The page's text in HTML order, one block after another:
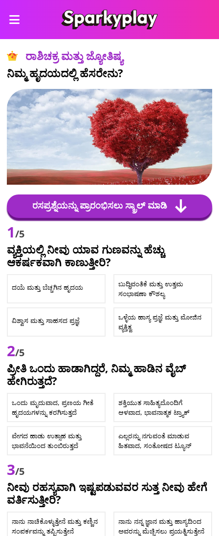
ರಾಶಿಚಕ್ರ ಮತ್ತು ಜ್ಯೋತಿಷ್ಯ
ನಿಮ್ಮ ಹೃದಯದಲ್ಲಿ ಹೆಸರೇನು?
ರಸಪ್ರಶ್ನೆಯನ್ನು ಪ್ರಾರಂಭಿಸಲು ಸ್ಕ್ರಾಲ್ ಮಾಡಿ
1/5
ವ್ಯಕ್ತಿಯಲ್ಲಿ ನೀವು ಯಾವ ಗುಣವನ್ನು ಹೆಚ್ಚು
ಆಕರ್ಷಕವಾಗಿ ಕಾಣುತ್ತೀರಿ?
ದಯೆ ಮತ್ತು ಬೆಚ್ಚಗಿನ ಹೃದಯ
ಬುದ್ಧಿವಂತಿಕೆ ಮತ್ತು ಉತ್ತಮ
ಸಂಭಾಷಣಾ ಕೌಶಲ್ಯ
ವಿಶ್ವಾಸ ಮತ್ತು ಸಾಹಸದ ಪ್ರಜ್ಞೆ
ಒಳ್ಳೆಯ ಹಾಸ್ಯ ಪ್ರಜ್ಞೆ ಮತ್ತು ಮೋಜಿನ
ವ್ಯಕ್ತಿತ್ವ
2/5
ಪ್ರೀತಿ ಒಂದು ಹಾಡಾಗಿದ್ದರೆ, ನಿಮ್ಮ ಹಾಡಿನ ವೈಬ್
ಹೇಗಿರುತ್ತದೆ?
ಒಂದು ಮೃದುವಾದ, ಪ್ರಣಯ ಗೀತೆ
ಹೃದಯಗಳನ್ನು ಕರಗಿಸುತ್ತದೆ
ಶಕ್ತಿಯುತ ಸಾಹಿತ್ಯದೊಂದಿಗೆ
ಆಳವಾದ, ಭಾವನಾತ್ಮಕ ಟ್ರ್ಯಾಕ್
ವೇಗದ ಹಾಡು ಉತ್ಸಾಹ ಮತ್ತು
ಭಾವನೆಯಿಂದ ತುಂಬಿರುತ್ತದೆ
ಎಲ್ಲರನ್ನು ನಗುವಂತೆ ಮಾಡುವ
ಹಿತವಾದ, ಸಂತೋಷದ ಟ್ಯೂನ್
3/5
ನೀವು ರಹಸ್ಯವಾಗಿ ಇಷ್ಟಪಡುವವರ ಸುತ್ತ ನೀವು ಹೇಗೆ
ವರ್ತಿಸುತ್ತೀರಿ?
ನಾನು ನಾಚಿಕೊಳ್ಳುತ್ತೇನೆ ಮತ್ತು ಕಣ್ಣಿನ
ಸಂಪರ್ಕವನ್ನು ತಪ್ಪಿಸುತ್ತೇನೆ
ನಾನು ನನ್ನ ಜ್ಞಾನ ಮತ್ತು ಹಾಸ್ಯದಿಂದ
ಅವರನ್ನು ಮೆಚ್ಚಿಸಲು ಪ್ರಯತ್ನಿಸುತ್ತೇನೆ